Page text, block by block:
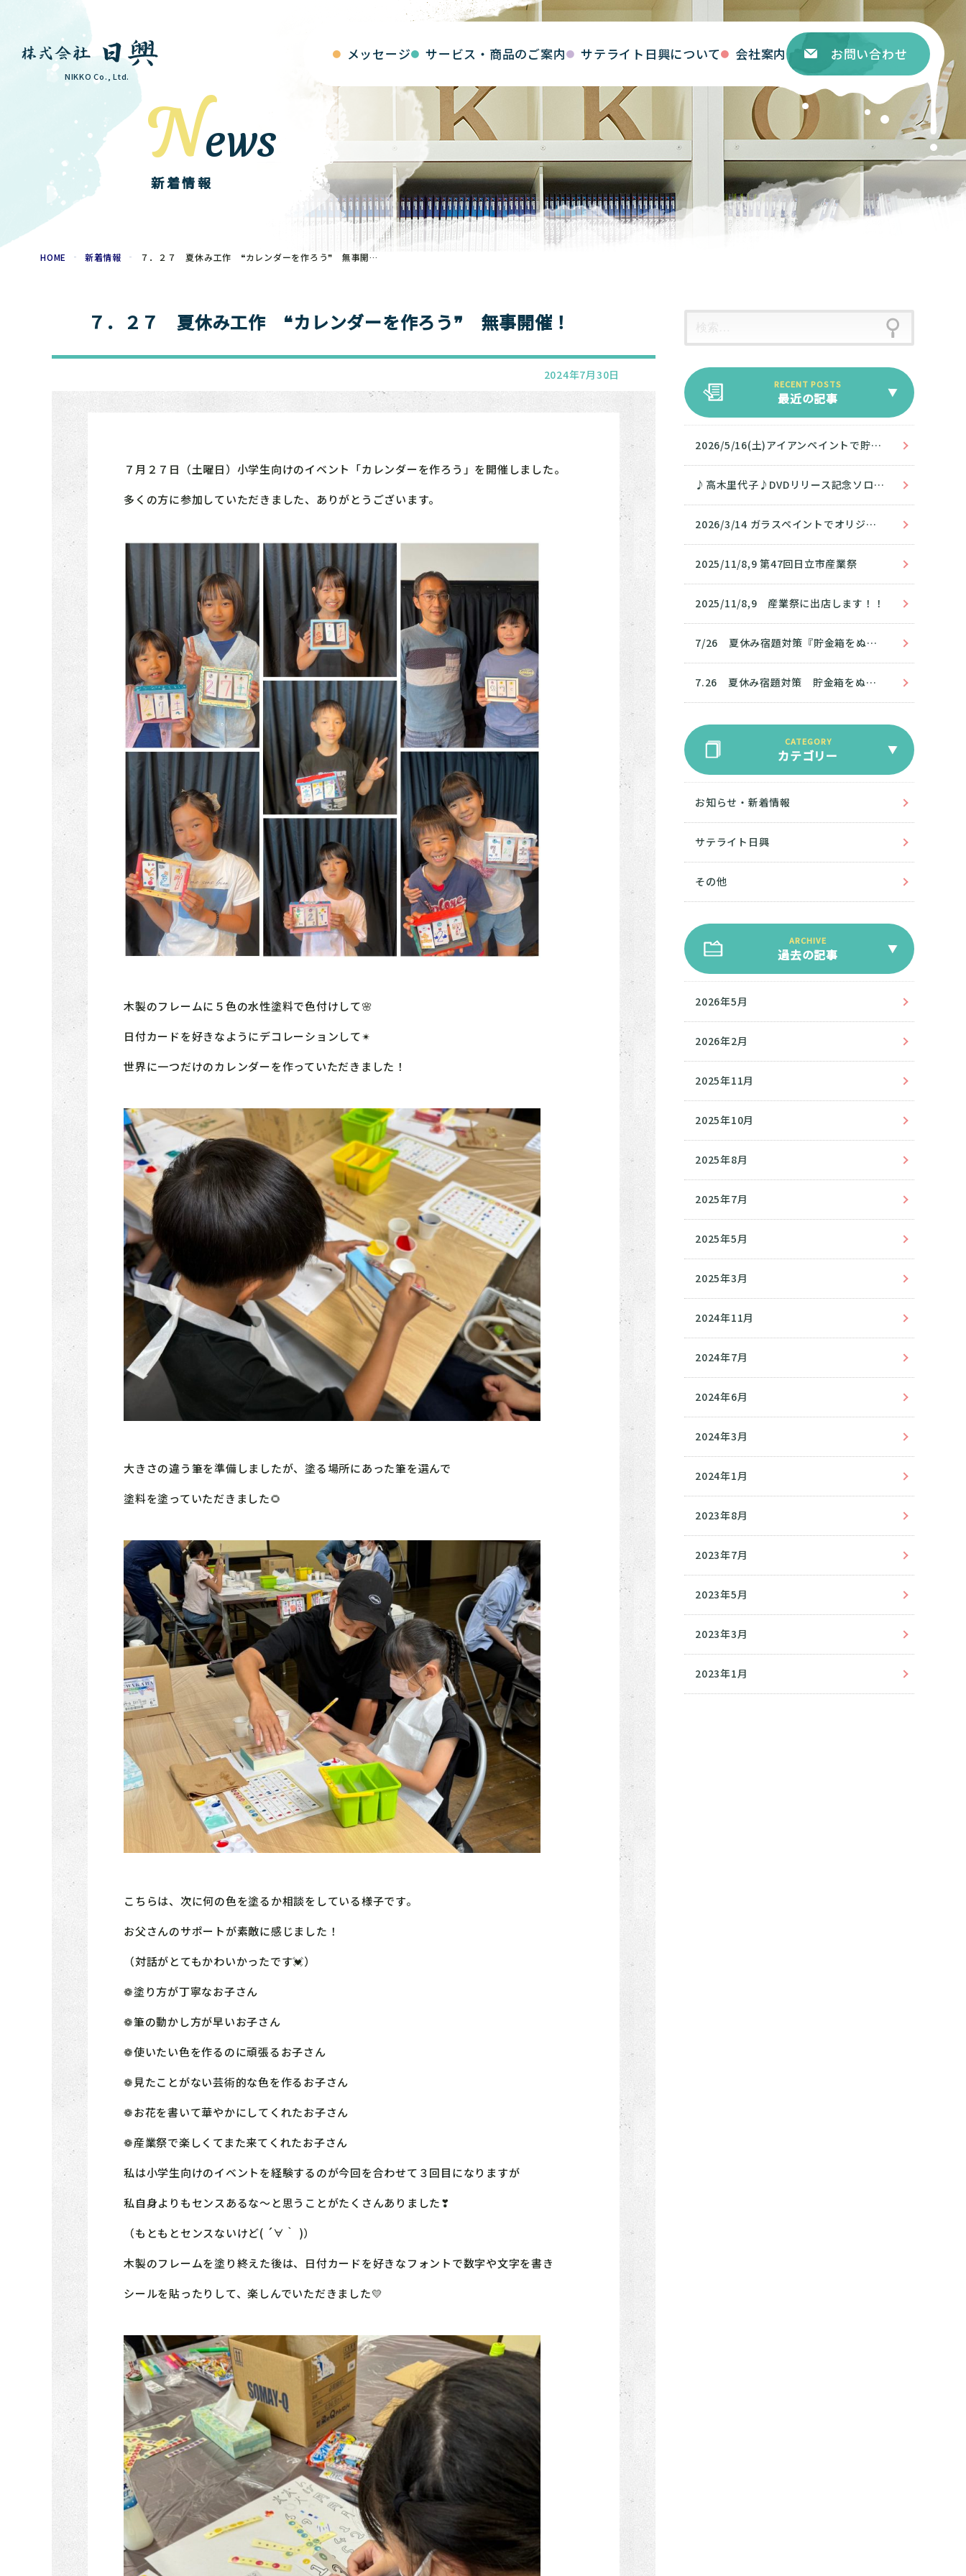
NIKKO Co., Ltd.
メッセージ サービス・商品のご案内 サテライト日興について 会社案内 お問い合わせ
News
新着情報
HOME 新着情報 ７．２７ 夏休み工作 ❝カレンダーを作ろう❞ 無事開催！
７．２７ 夏休み工作 ❝カレンダーを作ろう❞ 無事開催！
2024年7月30日
７月２７日（土曜日）小学生向けのイベント「カレンダーを作ろう」を開催しました。
多くの方に参加していただきました、ありがとうございます。
木製のフレームに５色の水性塗料で色付けして🌸
日付カードを好きなようにデコレーションして✴
世界に一つだけのカレンダーを作っていただきました！
大きさの違う筆を準備しましたが、塗る場所にあった筆を選んで
塗料を塗っていただきました🌻
こちらは、次に何の色を塗るか相談をしている様子です。
お父さんのサポートが素敵に感じました！
（対話がとてもかわいかったです💓）
❁塗り方が丁寧なお子さん
❁筆の動かし方が早いお子さん
❁使いたい色を作るのに頑張るお子さん
❁見たことがない芸術的な色を作るお子さん
❁お花を書いて華やかにしてくれたお子さん
❁産業祭で楽しくてまた来てくれたお子さん
私は小学生向けのイベントを経験するのが今回を合わせて３回目になりますが
私自身よりもセンスあるな～と思うことがたくさんありました❣
（もともとセンスないけど( ´∀｀ )）
木製のフレームを塗り終えた後は、日付カードを好きなフォントで数字や文字を書き
シールを貼ったりして、楽しんでいただきました💛
最近の記事
2026/5/16(土)アイアンペイントで貯金箱を塗ろう！
♪高木里代子♪DVDリリース記念ソロツアーin日立
2026/3/14 ガラスペイントでオリジナルグラスをつくろう‼
2025/11/8,9 第47回日立市産業祭
2025/11/8,9 産業祭に出店します！！
7/26 夏休み宿題対策『貯金箱をぬろう』無事開催❣
7.26 夏休み宿題対策 貯金箱をぬろう！
カテゴリー
お知らせ・新着情報
サテライト日興
その他
過去の記事
2026年5月
2026年2月
2025年11月
2025年10月
2025年8月
2025年7月
2025年5月
2025年3月
2024年11月
2024年7月
2024年6月
2024年3月
2024年1月
2023年8月
2023年7月
2023年5月
2023年3月
2023年1月